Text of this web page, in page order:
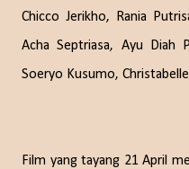
Chicco Jerikho, Rania
Acha Septriasa, Ayu Diah
Soeryo Kusumo,
Film yang tayang 21 April